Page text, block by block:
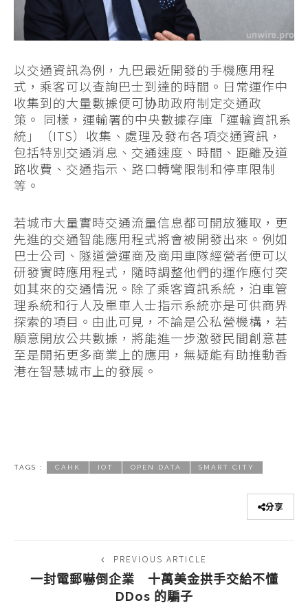
以交通資訊為例，九巴最近開發的手機應用程
式，乘客可以查詢巴士到達的時間。日常運作中
收集到的大量數據便可协助政府制定交通政
策。 同樣，運輸署的中央數據存庫「運輸資訊系
統」（ITS）收集、處理及發布各項交通資訊，
包括特別交通消息、交通速度、時間、距離及道
路收費、交通指示、路口轉彎限制和停車限制
等。
若城市大量實時交通流量信息都可開放獲取，更
先進的交通智能應用程式將會被開發出來。例如
巴士公司、隧道營運商及商用車隊經營者便可以
研發實時應用程式，隨時調整他們的運作應付突
如其來的交通情況。除了乘客資訊系統，泊車管
理系統和行人及單車人士指示系統亦是可供商界
探索的項目。由此可見，不論是公私營機構，若
願意開放公共數據，將能進一步激發民間創意甚
至是開拓更多商業上的應用，無疑能有助推動香
港在智慧城市上的發展。
TAGS : CAHK IOT OPEN DATA SMART CITY
分享
PREVIOUS ARTICLE
一封電郵嚇倒企業 十萬美金拱手交給不懂
DDos 的騙子